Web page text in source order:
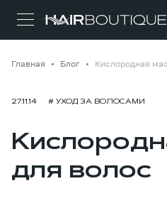
Главная Блог Кислородная
27.11.14 # УХОД ЗА ВОЛОСАМИ
для волос